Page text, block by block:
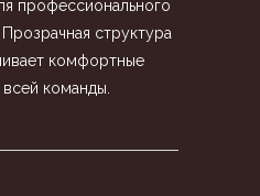
профессионального
структура
комфортные
команды.